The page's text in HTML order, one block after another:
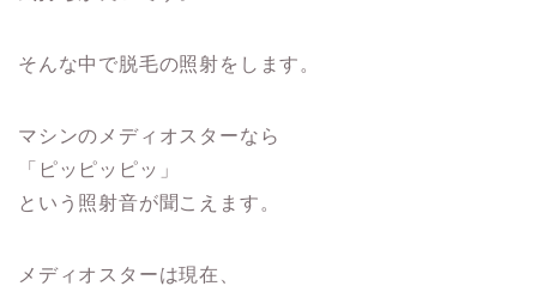
そんな中で脱毛の照射をします。
マシンのメディオスターなら
「ピッピッピッ」
という照射音が聞こえます。
メディオスターは現在、